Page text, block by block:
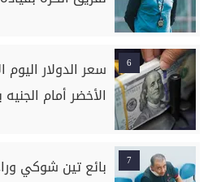
6
سعر الدولار
الأخضر أمام الجنيه
7
بائع تين شوكي